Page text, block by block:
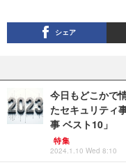
シェア
今日もどこかで
たセキュリティ
事 ベスト10」
特集
2024.1.10 Wed 8:10